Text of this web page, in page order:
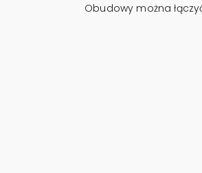
Obudowy można